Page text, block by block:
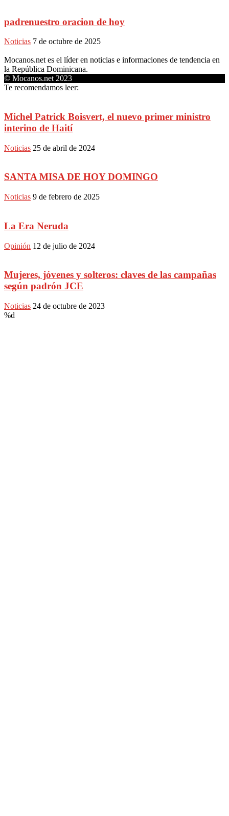
padrenuestro oracion de hoy
Noticias 7 de octubre de 2025
Mocanos.net es el líder en noticias e informaciones de tendencia en
la República Dominicana.
© Mocanos.net 2023
Te recomendamos leer:
Michel Patrick Boisvert, el nuevo primer ministro
interino de Haití
Noticias 25 de abril de 2024
SANTA MISA DE HOY DOMINGO
Noticias 9 de febrero de 2025
La Era Neruda
Opinión 12 de julio de 2024
Mujeres, jóvenes y solteros: claves de las campañas
según padrón JCE
Noticias 24 de octubre de 2023
%d